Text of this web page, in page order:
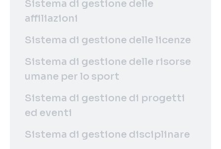
Sistema di gestione delle
affiliazioni
Sistema di gestione delle licenze
Sistema di gestione delle risorse
umane per lo sport
Sistema di gestione di progetti
ed eventi
Sistema di gestione disciplinare